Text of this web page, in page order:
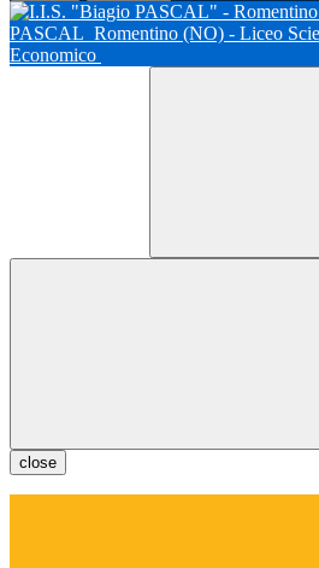
PASCAL Romentino (NO) - Liceo
Economico
close